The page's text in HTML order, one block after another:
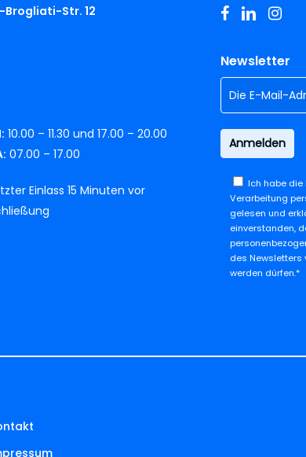
Brogliati-Str. 12
10.00 – 11.30 und 17.00 – 20.00
07.00 – 17.00
Einlass 15 Minuten vor
facebook
linkedin
Newsletter
Ich habe die
Verarbeitung
gelesen und
einverstanden,
des Newsletters
werden dürfen.*